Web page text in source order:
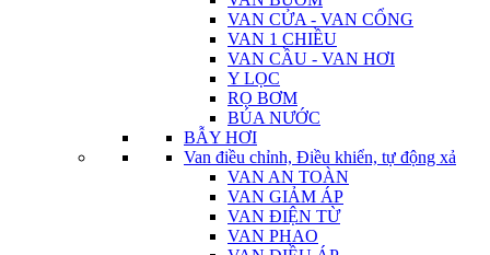
VAN CỬA - VAN CỔNG
VAN 1 CHIỀU
VAN CẦU - VAN HƠI
Y LỌC
RỌ BƠM
BÚA NƯỚC
BẪY HƠI
Van điều chỉnh, Điều khiển, tự động xả
VAN AN TOÀN
VAN GIẢM ÁP
VAN ĐIỆN TỪ
VAN PHAO